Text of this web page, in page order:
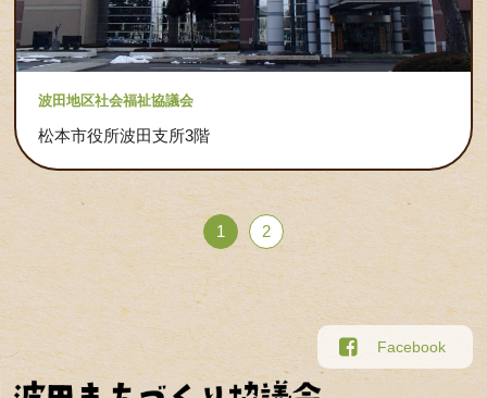
波田地区社会福祉協議会
松本市役所波田支所3階
1 2
Facebook